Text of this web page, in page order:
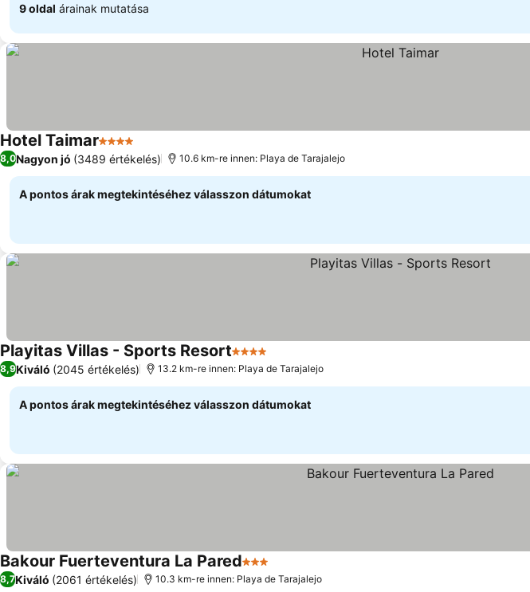
9 oldal árainak mutatása
Hotel Taimar4 KategóriaÁrak megjelenítése
8,0Nagyon jó (3489 értékelés) 10.6 km-re innen: Playa de Tarajalejo
A pontos árak megtekintéséhez válasszon dátumokat
Playitas Villas - Sports Resort4 Kategória
8,9Kiváló (2045 értékelés) 13.2 km-re innen: Playa de Tarajalejo
A pontos árak megtekintéséhez válasszon dátumokat
Bakour Fuerteventura La Pared3 Kategória
8,7Kiváló (2061 értékelés) 10.3 km-re innen: Playa de Tarajalejo